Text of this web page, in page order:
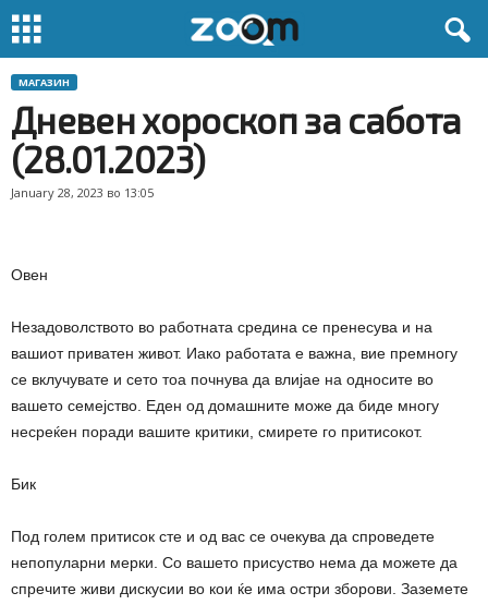
МАГАЗИН
Дневен хороскоп за сабота
(28.01.2023)
January 28, 2023 во 13:05
Овен
Незадоволството во работната средина се пренесува и на
вашиот приватен живот. Иако работата е важна, вие премногу
се вклучувате и сето тоа почнува да влијае на односите во
вашето семејство. Еден од домашните може да биде многу
несреќен поради вашите критики, смирете го притисокот.
Бик
Под голем притисок сте и од вас се очекува да спроведете
непопуларни мерки. Со вашето присуство нема да можете да
спречите живи дискусии во кои ќе има остри зборови. Заземете